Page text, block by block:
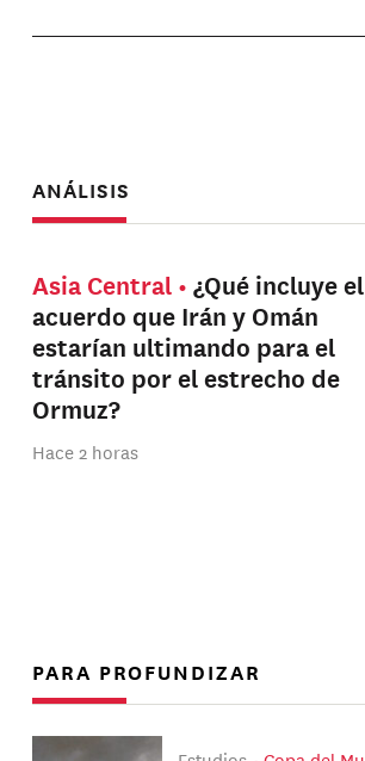
ANÁLISIS
Asia Central
¿Qué incluye el
acuerdo que Irán y Omán
estarían ultimando para el
tránsito por el estrecho de
Ormuz?
Hace 2 horas
PARA PROFUNDIZAR